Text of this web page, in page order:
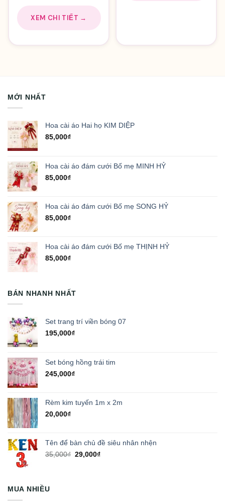
gốc
là:
210,000₫.
hiện
là:
XEM CHI TIẾT →
MỚI NHẤT
Hoa cài áo Hai họ KIM DIỆP
85,000₫
Hoa cài áo đám cưới Bố mẹ MINH HỶ
85,000₫
Hoa cài áo đám cưới Bố mẹ SONG HỶ
85,000₫
Hoa cài áo đám cưới Bố mẹ THỊNH HỶ
85,000₫
BÁN NHANH NHẤT
Set trang trí viền bóng 07
195,000₫
Set bóng hồng trái tim
245,000₫
Rèm kim tuyến 1m x 2m
20,000₫
Tên để bàn chủ đề siêu nhân nhện
35,000₫ Giá
29,000₫Giá
MUA NHIỀU